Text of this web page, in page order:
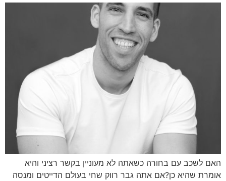
האם לשכב עם בחורה כשאתה לא מעוניין בקשר רציני והיא
אומרת שהיא כן?אם אתה גבר רווק שחי בעולם הדייטים ומנסה